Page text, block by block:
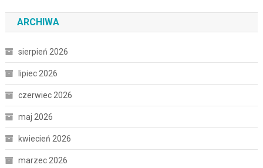
ARCHIWA
sierpień 2026
lipiec 2026
czerwiec 2026
maj 2026
kwiecień 2026
marzec 2026